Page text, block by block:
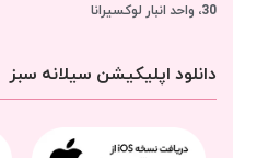
30، واحد انبار
لوکسیرانا
دانلود اپلیکیشن سیلانه سبز